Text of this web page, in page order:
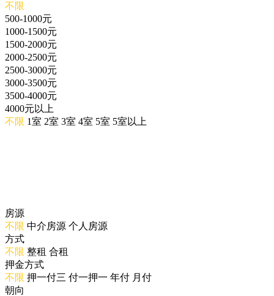
不限
500-1000元
1000-1500元
1500-2000元
2000-2500元
2500-3000元
3000-3500元
3500-4000元
4000元以上
不限 1室 2室 3室 4室 5室 5室以上
房源
不限 中介房源 个人房源
方式
不限 整租 合租
押金方式
不限 押一付三 付一押一 年付 月付
朝向